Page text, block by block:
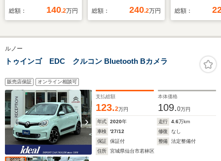
ーレス/バックモニタ
総額： 140.2万円 総額： 240.2万円
Bluetooth接
コ ETC フル
スマートキー
総額：
ルノー
トゥインゴ EDC クルコン Bluetooth Bカメラ
販売店保証 オンライン相談可
支払総額
123.2万円
本体価格
109.0万円
年式 2020年 走行 4.6万km
車検
'27/12 修復
なし
保証
保証付 整備
法定整備付
住所
宮城県仙台市若林区